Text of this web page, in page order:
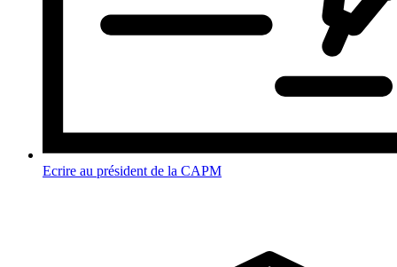
Ecrire au président de la CAPM